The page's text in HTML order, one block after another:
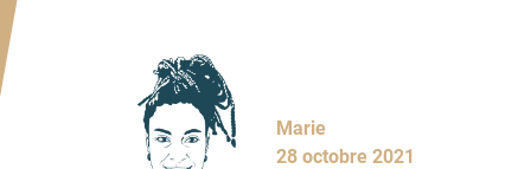
Marie
28 octobre 2021